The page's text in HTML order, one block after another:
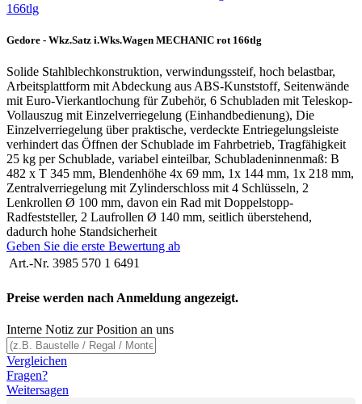
Gedore - Wkz.Satz i.Wks.Wagen MECHANIC rot 166tlg
Solide Stahlblechkonstruktion, verwindungssteif, hoch belastbar,
Arbeitsplattform mit Abdeckung aus ABS-Kunststoff, Seitenwände
mit Euro-Vierkantlochung für Zubehör, 6 Schubladen mit Teleskop-
Vollauszug mit Einzelverriegelung (Einhandbedienung), Die
Einzelverriegelung über praktische, verdeckte Entriegelungsleiste
verhindert das Öffnen der Schublade im Fahrbetrieb, Tragfähigkeit
25 kg per Schublade, variabel einteilbar, Schubladeninnenmaß: B
482 x T 345 mm, Blendenhöhe 4x 69 mm, 1x 144 mm, 1x 218 mm,
Zentralverriegelung mit Zylinderschloss mit 4 Schlüsseln, 2
Lenkrollen Ø 100 mm, davon ein Rad mit Doppelstopp-
Radfeststeller, 2 Laufrollen Ø 140 mm, seitlich überstehend,
dadurch hohe Standsicherheit
Geben Sie die erste Bewertung ab
Art.-Nr. 3985 570 1 6491
Preise werden nach Anmeldung angezeigt.
Interne Notiz zur Position an uns
Vergleichen
Fragen?
Weitersagen